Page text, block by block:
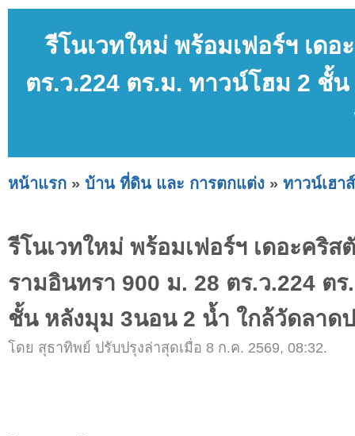
รีโนเวทใหม่ พร้อมเฟอร์ฯ เด
ตร.ว.224 ตร.ม. ทาวน์โฮม 2 ชั้
หน้าแรก » บ้าน ที่ดิน และ การตกแต่ง » ทาวน์เฮาส์
รีโนเวทใหม่ พร้อมเฟอร์ฯ เดอะคริส
รามอินทรา 900 ม. 28 ตร.ว.224 ต
ชั้น หลังมุม 3นอน 2 น้ำ ใกล้วัดลาด
โดย สุธาทิพย์ ปรับปรุงล่าสุดเมื่อ 8 ก.ค. 2569, 08:32.